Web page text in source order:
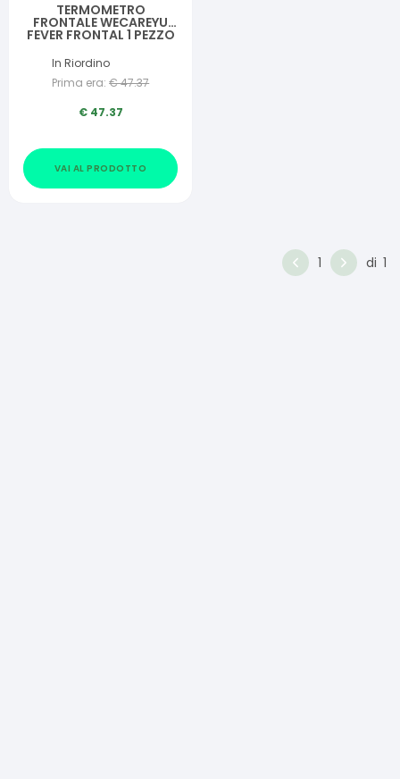
TERMOMETRO
FRONTALE WECAREYU
FEVER FRONTAL 1 PEZZO
In Riordino
Prima era: €47.37
€ 47.37
VAI AL PRODOTTO
1 di 1